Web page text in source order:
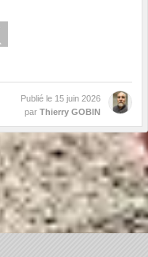
Publié le 15 juin 2026
par Thierry GOBIN